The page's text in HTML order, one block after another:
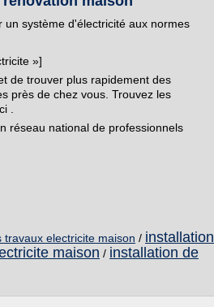
système d'électricité aux normes
»]
de trouver plus rapidement des
près de chez vous. Trouvez les
.
réseau national de professionnels
travaux electricite maison / installation
maison / installation de